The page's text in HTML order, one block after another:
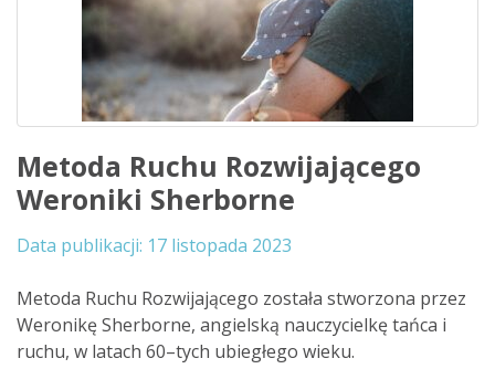
Metoda Ruchu Rozwijającego
Weroniki Sherborne
17 listopada 2023
Metoda Ruchu Rozwijającego została stworzona przez
Weronikę Sherborne, angielską nauczycielkę tańca i
ruchu, w latach 60–tych ubiegłego wieku.